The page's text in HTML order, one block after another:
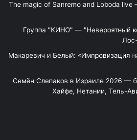
"The magic of Sanremo and Loboda
Группа "КИНО" — "Невероятный
Макаревич и Белый: «Импровизация
Семён Слепаков в Израиле 2026 —
Хайфе, Нетании, Тель-